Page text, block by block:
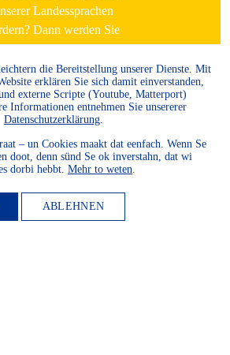
Landessprachen
Dann werden Sie
Mitglied.
WEITER LESEN
die Bereitstellung unserer Dienste. Mit
erklären Sie sich damit einverstanden,
externe Scripte (Youtube, Matterport)
Informationen entnehmen Sie unsererer
Datenschutzerklärung
– un Cookies maakt dat eenfach. Wenn Se
doot, denn sünd Se ok inverstahn, dat wi
dorbi hebbt. Mehr to weten
ABLEHNEN